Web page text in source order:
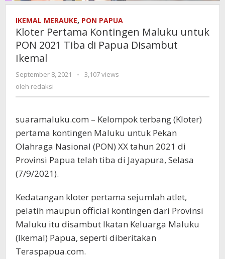
IKEMAL MERAUKE, PON PAPUA
Kloter Pertama Kontingen Maluku untuk
PON 2021 Tiba di Papua Disambut
Ikemal
September 8, 2021
oleh
-
3,107 views
oleh redaksi
suaramaluku.com – Kelompok terbang (Kloter)
pertama kontingen Maluku untuk Pekan
Olahraga Nasional (PON) XX tahun 2021 di
Provinsi Papua telah tiba di Jayapura, Selasa
(7/9/2021).
Kedatangan kloter pertama sejumlah atlet,
pelatih maupun official kontingen dari Provinsi
Maluku itu disambut Ikatan Keluarga Maluku
(Ikemal) Papua, seperti diberitakan
Teraspapua.com.